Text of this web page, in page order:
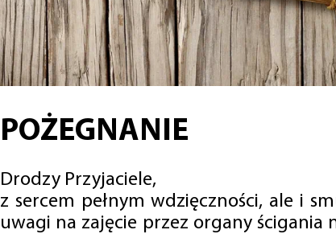
POŻEGNANIE
Drodzy Przyjaciele,
z sercem pełnym wdzięczności, ale i
uwagi na zajęcie przez organy ścigania